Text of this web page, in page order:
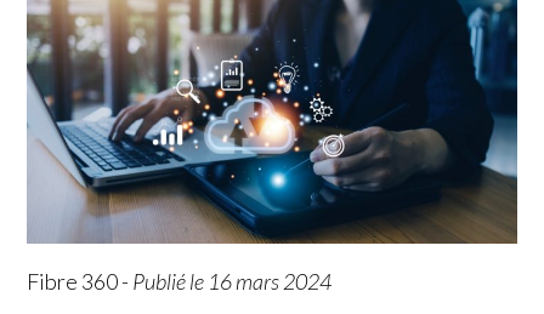
Fibre 360- Publié le 16 mars 2024